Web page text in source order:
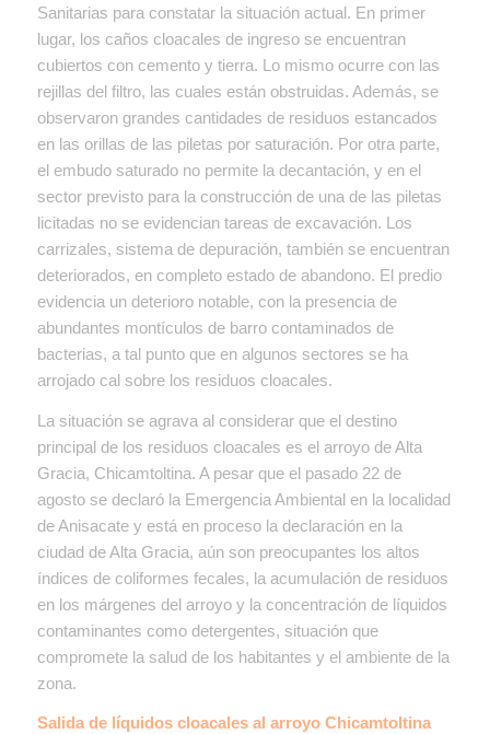
Sanitarias para constatar la situación actual. En primer
lugar, los caños cloacales de ingreso se encuentran
cubiertos con cemento y tierra. Lo mismo ocurre con las
rejillas del filtro, las cuales están obstruidas. Además, se
observaron grandes cantidades de residuos estancados
en las orillas de las piletas por saturación. Por otra parte,
el embudo saturado no permite la decantación, y en el
sector previsto para la construcción de una de las piletas
licitadas no se evidencian tareas de excavación. Los
carrizales, sistema de depuración, también se encuentran
deteriorados, en completo estado de abandono. El predio
evidencia un deterioro notable, con la presencia de
abundantes montículos de barro contaminados de
bacterias, a tal punto que en algunos sectores se ha
arrojado cal sobre los residuos cloacales.
La situación se agrava al considerar que el destino
principal de los residuos cloacales es el arroyo de Alta
Gracia, Chicamtoltina. A pesar que el pasado 22 de
agosto se declaró la Emergencia Ambiental en la localidad
de Anisacate y está en proceso la declaración en la
ciudad de Alta Gracia, aún son preocupantes los altos
índices de coliformes fecales, la acumulación de residuos
en los márgenes del arroyo y la concentración de líquidos
contaminantes como detergentes, situación que
compromete la salud de los habitantes y el ambiente de la
zona.
Salida de líquidos cloacales al arroyo Chicamtoltina